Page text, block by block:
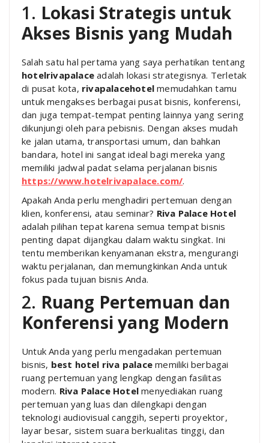
1. Lokasi Strategis untuk
Akses Bisnis yang Mudah
Salah satu hal pertama yang saya perhatikan tentang
hotelrivapalace adalah lokasi strategisnya. Terletak
di pusat kota, rivapalacehotel memudahkan tamu
untuk mengakses berbagai pusat bisnis, konferensi,
dan juga tempat-tempat penting lainnya yang sering
dikunjungi oleh para pebisnis. Dengan akses mudah
ke jalan utama, transportasi umum, dan bahkan
bandara, hotel ini sangat ideal bagi mereka yang
memiliki jadwal padat selama perjalanan bisnis
https://www.hotelrivapalace.com/.
Apakah Anda perlu menghadiri pertemuan dengan
klien, konferensi, atau seminar? Riva Palace Hotel
adalah pilihan tepat karena semua tempat bisnis
penting dapat dijangkau dalam waktu singkat. Ini
tentu memberikan kenyamanan ekstra, mengurangi
waktu perjalanan, dan memungkinkan Anda untuk
fokus pada tujuan bisnis Anda.
2. Ruang Pertemuan dan
Konferensi yang Modern
Untuk Anda yang perlu mengadakan pertemuan
bisnis, best hotel riva palace memiliki berbagai
ruang pertemuan yang lengkap dengan fasilitas
modern. Riva Palace Hotel menyediakan ruang
pertemuan yang luas dan dilengkapi dengan
teknologi audiovisual canggih, seperti proyektor,
layar besar, sistem suara berkualitas tinggi, dan